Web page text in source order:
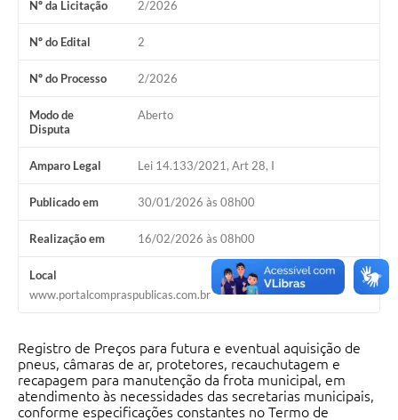
Nº da Licitação 2/2026
Nº do Edital 2
Nº do Processo 2/2026
Modo de
Disputa
Aberto
Amparo Legal Lei 14.133/2021, Art 28, I
Publicado em 30/01/2026 às 08h00
Realização em 16/02/2026 às 08h00
Local
www.portalcompraspublicas.com.br
Registro de Preços para futura e eventual aquisição de
pneus, câmaras de ar, protetores, recauchutagem e
recapagem para manutenção da frota municipal, em
atendimento às necessidades das secretarias municipais,
conforme especificações constantes no Termo de